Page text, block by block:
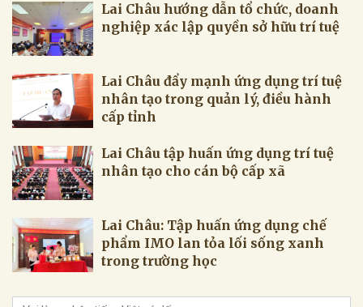
Lai Châu hướng dẫn tổ chức, doanh
nghiệp xác lập quyền sở hữu trí tuệ
Lai Châu đẩy mạnh ứng dụng trí tuệ
nhân tạo trong quản lý, điều hành
cấp tỉnh
Lai Châu tập huấn ứng dụng trí tuệ
nhân tạo cho cán bộ cấp xã
Lai Châu: Tập huấn ứng dụng chế
phẩm IMO lan tỏa lối sống xanh
trong trường học